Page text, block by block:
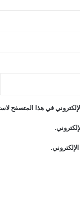
في هذا المتصفح